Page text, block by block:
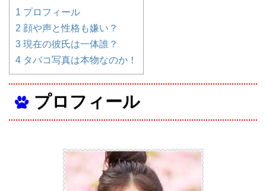
1 プロフィール
2 顔や声と性格も嫌い？
3 現在の彼氏は一体誰？
4 タバコ写真は本物なのか！
プロフィール